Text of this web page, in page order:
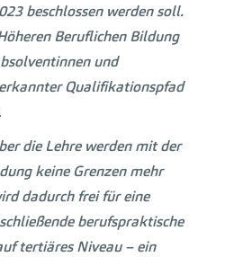
beschlossen werden soll.
Beruflichen Bildung
und
Qualifikationspfad
die Lehre werden mit der
keine Grenzen mehr
dadurch frei für eine
berufspraktische
tertiäres Niveau – ein